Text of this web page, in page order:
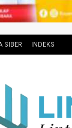
SIBER INDEKS